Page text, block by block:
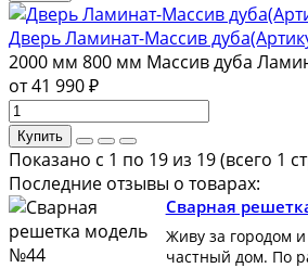
Дверь Ламинат-Массив
2000 мм 800 мм Массив дуба
от 41 990 ₽
Купить
Показано с 1 по 19 из 19 (всего 1
Последние отзывы о товарах:
Сварная
Живу за городом
частный дом. По